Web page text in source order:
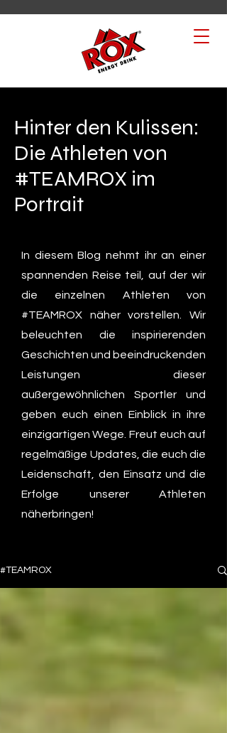
Hinter den Kulissen:
Die Athleten von
#TEAMROX im
Portrait
In diesem Blog nehmt ihr an einer
spannenden Reise teil, auf der wir
die einzelnen Athleten von
#TEAMROX näher vorstellen. Wir
beleuchten die inspirierenden
Geschichten und beeindruckenden
Leistungen dieser
außergewöhnlichen Sportler und
geben euch einen Einblick in ihre
einzigartigen Wege. Freut euch auf
regelmäßige Updates, die euch die
Leidenschaft, den Einsatz und die
Erfolge unserer Athleten
näherbringen!
#TEAMROX